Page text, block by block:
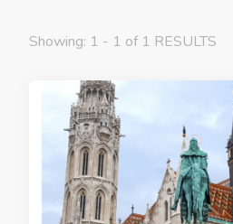
Showing: 1 - 1 of 1 RESULTS